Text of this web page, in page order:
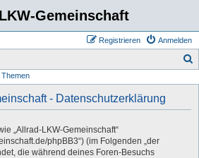
Gemeinschaft
Anmelden
Registrieren
- Datenschutzerklärung
„Allrad-LKW-Gemeinschaft“
phpBB3“) (im Folgenden „der
die während deines Foren-Besuchs